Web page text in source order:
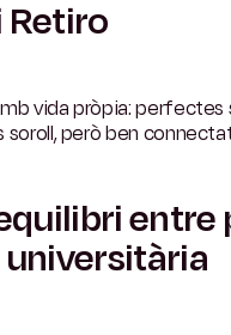
Retiro
vida pròpia: perfectes
soroll, però ben
entre